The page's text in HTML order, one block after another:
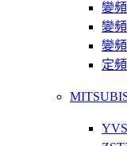
變
變
變
定